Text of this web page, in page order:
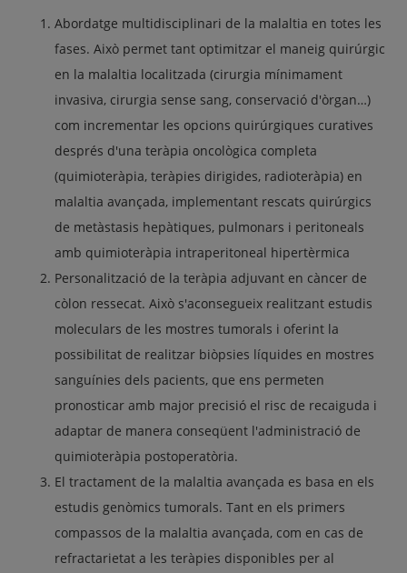
Abordatge multidisciplinari de la malaltia en totes les
fases. Això permet tant optimitzar el maneig quirúrgic
en la malaltia localitzada (cirurgia mínimament
invasiva, cirurgia sense sang, conservació d'òrgan…)
com incrementar les opcions quirúrgiques curatives
després d'una teràpia oncològica completa
(quimioteràpia, teràpies dirigides, radioteràpia) en
malaltia avançada, implementant rescats quirúrgics
de metàstasis hepàtiques, pulmonars i peritoneals
amb quimioteràpia intraperitoneal hipertèrmica
Personalització de la teràpia adjuvant en càncer de
còlon ressecat. Això s'aconsegueix realitzant estudis
moleculars de les mostres tumorals i oferint la
possibilitat de realitzar biòpsies líquides en mostres
sanguínies dels pacients, que ens permeten
pronosticar amb major precisió el risc de recaiguda i
adaptar de manera conseqüent l'administració de
quimioteràpia postoperatòria.
El tractament de la malaltia avançada es basa en els
estudis genòmics tumorals. Tant en els primers
compassos de la malaltia avançada, com en cas de
refractarietat a les teràpies disponibles per al